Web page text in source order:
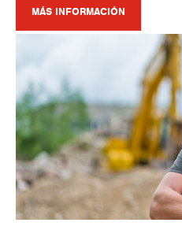
MÁS INFORMACIÓN